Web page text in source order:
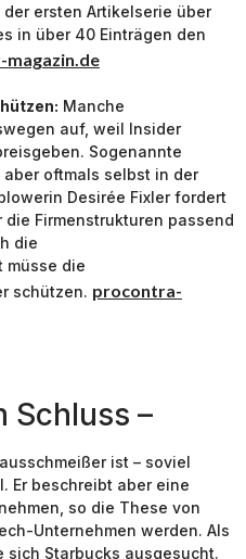
ersten Artikelserie über
in über 40 Einträgen den
magazin.de
Manche
auf, weil Insider
Sogenannte
oftmals selbst in der
Desirée Fixler fordert
Firmenstrukturen passend
die
müsse die
schützen. procontra-
Schluss –
ist – soviel
Er beschreibt aber eine
so die These von
Unternehmen werden. Als
Starbucks ausgesucht.